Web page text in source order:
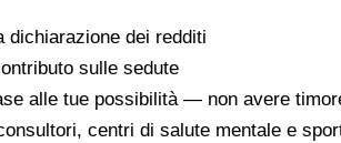
dichiarazione dei redditi
sulle sedute
alle tue possibilità — non avere
centri di salute mentale e